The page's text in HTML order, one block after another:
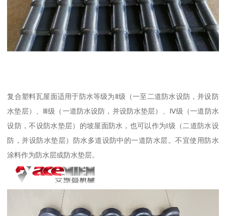
复合塑料瓦屋面适用于防水等级为Ⅱ级（一至二道防水设防，并设防
水垫层）、Ⅲ级（一道防水设防，并设防水垫层）、Ⅳ级（一道防水
设防，不设防水垫层）的坡屋面防水，也可以作为Ⅰ级（二道防水设
防，并设防水垫层）防水多道设防中的一道防水层。不宜使用防水
涂料作为防水层或防水垫层。